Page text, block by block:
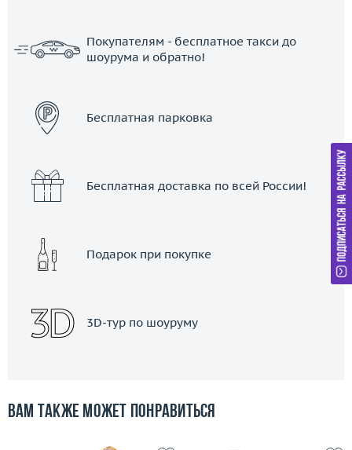
Покупателям - бесплатное такси до
шоурума и обратно!
Бесплатная парковка
Бесплатная доставка по всей России!
Подарок при покупке
3D-тур по шоуруму
Вам также может понравиться